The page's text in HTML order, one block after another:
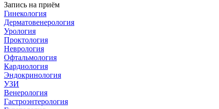
Запись на приём
Гинекология
Дерматовенерология
Урология
Проктология
Неврология
Офтальмология
Кардиология
Эндокринология
УЗИ
Венерология
Гастроэнтерология